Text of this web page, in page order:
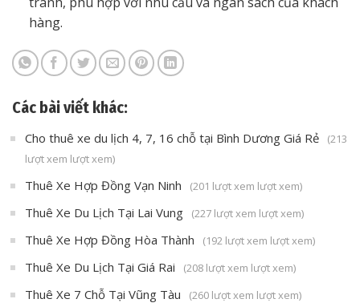
hàng.
Các bài viết khác:
Cho thuê xe du lịch 4, 7, 16 chỗ tại Bình Dương Giá Rẻ
(213
lượt xem lượt xem)
Thuê Xe Hợp Đồng Vạn Ninh (201 lượt xem lượt xem)
Thuê Xe Du Lịch Tại Lai Vung (227 lượt xem lượt xem)
Thuê Xe Hợp Đồng Hòa Thành (192 lượt xem lượt xem)
Thuê Xe Du Lịch Tại Giá Rai (208 lượt xem lượt xem)
Thuê Xe 7 Chỗ Tại Vũng Tàu (260 lượt xem lượt xem)